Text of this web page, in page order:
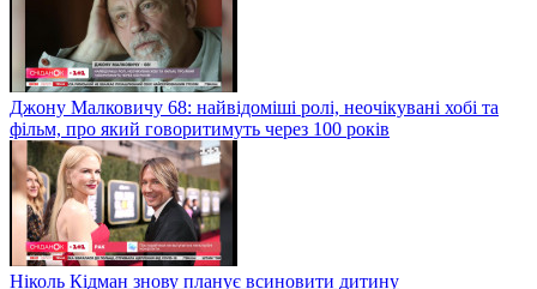
Джону Малковичу 68: найвідоміші ролі, неочікувані хобі та
фільм, про який говоритимуть через 100 років
Ніколь Кідман знову планує всиновити дитину